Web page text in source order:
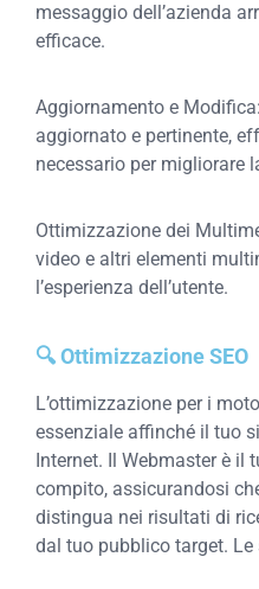
messaggio dell’azienda
efficace.
Aggiornamento e
aggiornato e pertinente,
necessario per migliorare
Ottimizzazione dei
video e altri elementi
l’esperienza dell’utente.
🔍 Ottimizzazione SEO
L’ottimizzazione per i
essenziale affinché il tuo
Internet. Il Webmaster è il
compito, assicurandosi
distingua nei risultati di
dal tuo pubblico target.